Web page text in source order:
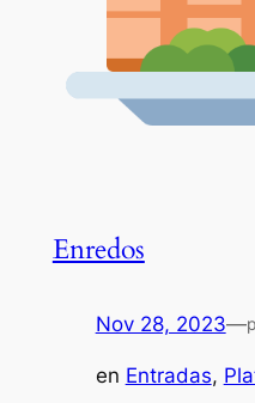
Enredos
Nov 28, 2023—
en Entradas,